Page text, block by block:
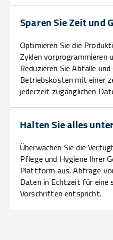
Sparen Sie Zeit und
Optimieren Sie die
Zyklen vorprogrammieren
Reduzieren Sie Abfälle
Betriebskosten mit einer
jederzeit zugänglichen
Halten Sie alles
Überwachen Sie die
Pflege und Hygiene Ihrer
Plattform aus. Abfrage
Daten in Echtzeit für eine
Vorschriften entspricht.